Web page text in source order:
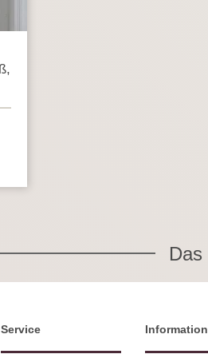
Service Information